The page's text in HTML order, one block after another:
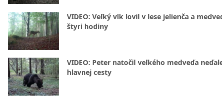
VIDEO: Veľký vlk lovil v lese jelienča a
štyri hodiny
VIDEO: Peter natočil veľkého medveďa
hlavnej cesty